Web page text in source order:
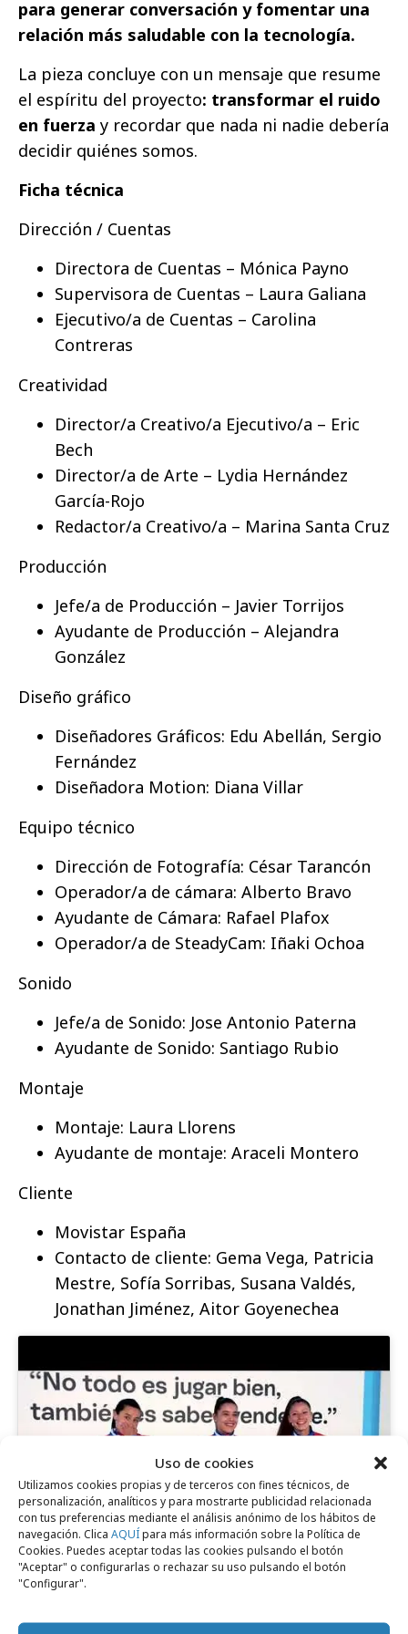
Uso de cookies
Utilizamos cookies propias y de terceros con fines técnicos, de
personalización, analíticos y para mostrarte publicidad relacionada
con tus preferencias mediante el análisis anónimo de los hábitos de
navegación. Clica AQUÍpara más información sobre la Política de
Cookies. Puedes aceptar todas las cookies pulsando el botón
"Aceptar" o configurarlas o rechazar su uso pulsando el botón
"Configurar".
para generar conversación y fomentar una
relación más saludable con la tecnología.
La pieza concluye con un mensaje que resume
el espíritu del proyecto: transformar el ruido
en fuerza y recordar que nada ni nadie debería
decidir quiénes somos.
Ficha técnica
Dirección / Cuentas
Directora de Cuentas – Mónica Payno
Supervisora de Cuentas – Laura Galiana
Ejecutivo/a de Cuentas – Carolina
Contreras
Creatividad
Director/a Creativo/a Ejecutivo/a – Eric
Bech
Director/a de Arte – Lydia Hernández
García-Rojo
Redactor/a Creativo/a – Marina Santa Cruz
Producción
Jefe/a de Producción – Javier Torrijos
Ayudante de Producción – Alejandra
González
Diseño gráfico
Diseñadores Gráficos: Edu Abellán, Sergio
Fernández
Diseñadora Motion: Diana Villar
Equipo técnico
Dirección de Fotografía: César Tarancón
Operador/a de cámara: Alberto Bravo
Ayudante de Cámara: Rafael Plafox
Operador/a de SteadyCam: Iñaki Ochoa
Sonido
Jefe/a de Sonido: Jose Antonio Paterna
Ayudante de Sonido: Santiago Rubio
Montaje
Montaje: Laura Llorens
Ayudante de montaje: Araceli Montero
Cliente
Movistar España
Contacto de cliente: Gema Vega, Patricia
Mestre, Sofía Sorribas, Susana Valdés,
Jonathan Jiménez, Aitor Goyenechea
Haz clic para aceptar cookies de marketing
y permitir este contenido